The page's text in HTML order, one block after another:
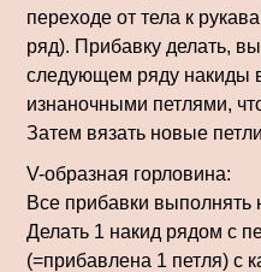
переходе от тела к
ряд). Прибавку делать,
следующем ряду накиды
изнаночными петлями,
Затем вязать новые
V-образная горловина:
Все прибавки выполнять
Делать 1 накид рядом с
(=прибавлена 1 петля) с